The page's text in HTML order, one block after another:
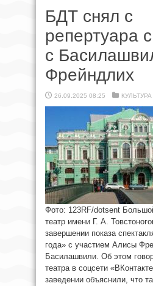
БДТ снял с
репертуара
с
Фрейндлих
26.09.2025 08:25 КУЛЬТУРА
Фото: 123RF/dotsent
театр имени Г. А.
завершении показа
года» с участием Алисы
Басилашвили. Об этом
театра в соцсети
заведении объяснили, что